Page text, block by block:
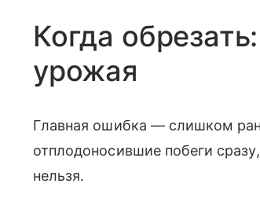
Когда
урожая
Главная ошибка — слишком
отплодоносившие побеги
нельзя.